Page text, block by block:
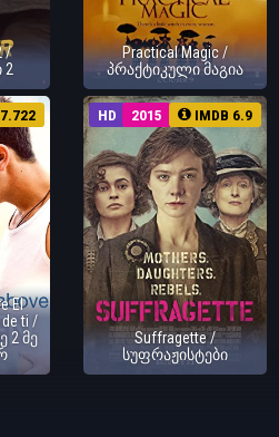
/
2
Practical Magic /
პრაქტიკული მაგია
El
de ti /
2 მე
HD 2015 IMDB 6.9
Suffragette /
სუფრაჟისტები